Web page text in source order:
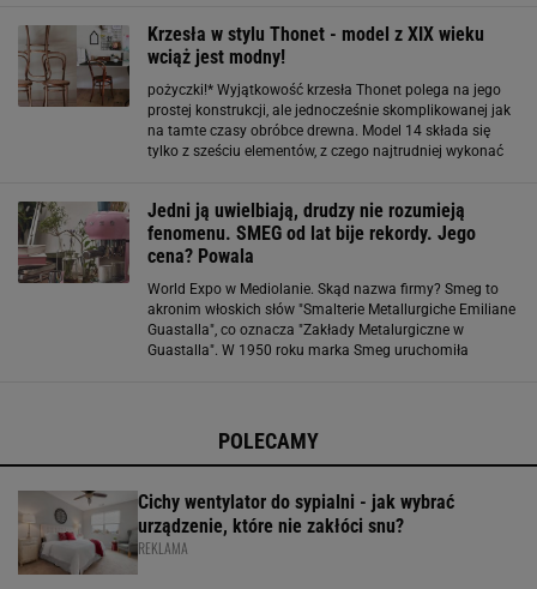
Krzesła w stylu Thonet - model z XIX wieku
wciąż jest modny!
pożyczki!* Wyjątkowość krzesła Thonet polega na jego
prostej konstrukcji, ale jednocześnie skomplikowanej jak
na tamte czasy obróbce drewna. Model 14 składa się
tylko z sześciu elementów, z czego najtrudniej wykonać
Jedni ją uwielbiają, drudzy nie rozumieją
fenomenu. SMEG od lat bije rekordy. Jego
cena? Powala
World Expo w Mediolanie. Skąd nazwa firmy? Smeg to
akronim włoskich słów "Smalterie Metallurgiche Emiliane
Guastalla", co oznacza "Zakłady Metalurgiczne w
Guastalla". W 1950 roku marka Smeg uruchomiła
POLECAMY
Cichy wentylator do sypialni - jak wybrać
urządzenie, które nie zakłóci snu?
REKLAMA